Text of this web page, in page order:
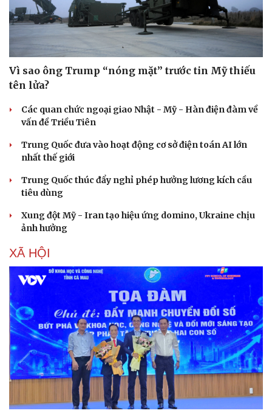
Lịch thi đấu bóng đá
Thế giới thể thao
eSports
Ô tô - Xe máy
Ô tô
Xe máy
Tư vấn
Vì sao ông Trump “nóng mặt” trước tin Mỹ thiếu
tên lửa?
Các quan chức ngoại giao Nhật - Mỹ - Hàn điện đàm về
vấn đề Triều Tiên
Trung Quốc đưa vào hoạt động cơ sở điện toán AI lớn
nhất thế giới
Trung Quốc thúc đẩy nghỉ phép hưởng lương kích cầu
tiêu dùng
Xung đột Mỹ - Iran tạo hiệu ứng domino, Ukraine chịu
ảnh hưởng
XÃ HỘI